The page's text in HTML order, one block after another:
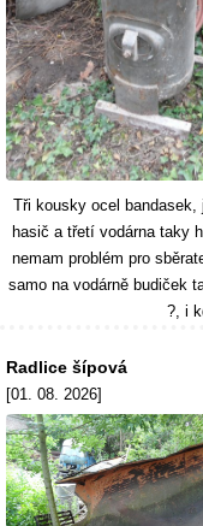
Tři kousky ocel bandasek,
hasič a třetí vodárna taky
nemam problém pro
samo na vodárně budiček
?, i
Radlice šípová
[01. 08. 2026]